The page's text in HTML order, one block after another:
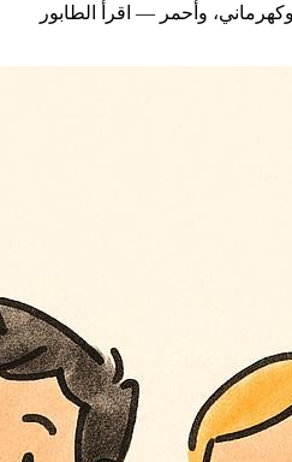
وأحمر — اقرأ الطابور